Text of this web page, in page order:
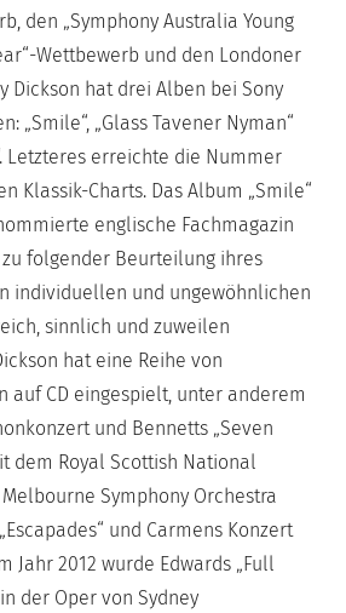
den „Symphony Australia Young
Wettbewerb und den Londoner
Dickson hat drei Alben bei Sony
„Smile“, „Glass Tavener Nyman“
Letzteres erreichte die Nummer
Klassik-Charts. Das Album „Smile“
englische Fachmagazin
zu folgender Beurteilung ihres
individuellen und ungewöhnlichen
sinnlich und zuweilen
hat eine Reihe von
auf CD eingespielt, unter anderem
und Bennetts „Seven
dem Royal Scottish National
Symphony Orchestra
und Carmens Konzert
Jahr 2012 wurde Edwards „Full
der Oper von Sydney